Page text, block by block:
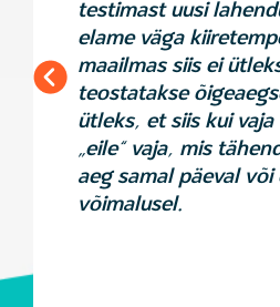
testimast uusi
elame väga
maailmas siis ei
teostatakse
ütleks, et siis kui
„eile“ vaja, mis
aeg samal päeval või
võimalusel.